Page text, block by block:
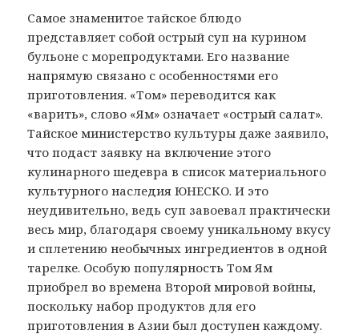
Самое знаменитое тайское блюдо
представляет собой острый суп на курином
бульоне с морепродуктами. Его название
напрямую связано с особенностями его
приготовления. «Том» переводится как
«варить», слово «Ям» означает «острый салат».
Тайское министерство культуры даже заявило,
что подаст заявку на включение этого
кулинарного шедевра в список материального
культурного наследия ЮНЕСКО. И это
неудивительно, ведь суп завоевал практически
весь мир, благодаря своему уникальному вкусу
и сплетению необычных ингредиентов в одной
тарелке. Особую популярность Том Ям
приобрел во времена Второй мировой войны,
поскольку набор продуктов для его
приготовления в Азии был доступен каждому.